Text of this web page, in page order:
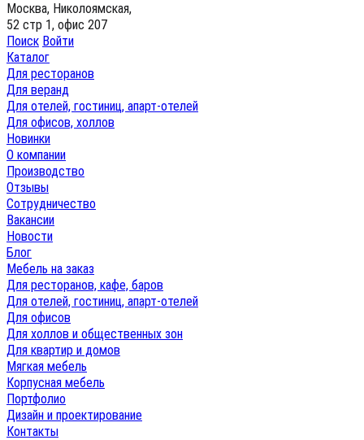
Москва, Николоямская,
52 стр 1, офис 207
Поиск Войти
Каталог
Для ресторанов
Для веранд
Для отелей, гостиниц, апарт-отелей
Для офисов, холлов
Новинки
О компании
Производство
Отзывы
Сотрудничество
Вакансии
Новости
Блог
Мебель на заказ
Для ресторанов, кафе, баров
Для отелей, гостиниц, апарт-отелей
Для офисов
Для холлов и общественных зон
Для квартир и домов
Мягкая мебель
Корпусная мебель
Портфолио
Дизайн и проектирование
Контакты